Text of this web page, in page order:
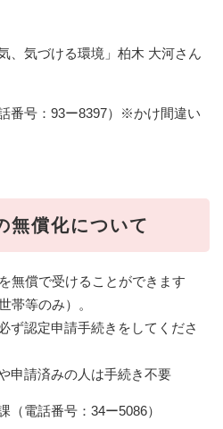
、気づける環境」柏木 大河さん
番号：︎93ー8397）※かけ間違い
無償化について
無償で受けることができます
帯等のみ）。
ず認定申請手続きをしてくださ
申請済みの人は手続き不要
（電話番号：34ー5086）